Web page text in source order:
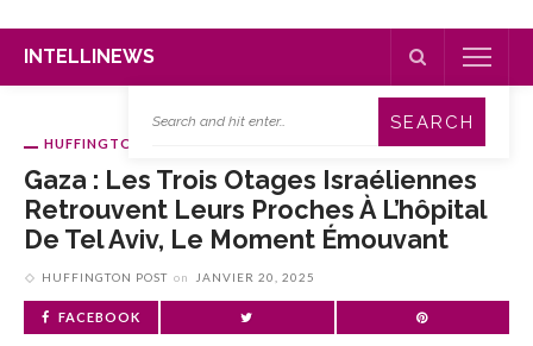
INTELLINEWS
HUFFINGTON POST
Gaza : Les Trois Otages Israéliennes
Retrouvent Leurs Proches À L’hôpital
De Tel Aviv, Le Moment Émouvant
HUFFINGTON POST on JANVIER 20, 2025
FACEBOOK